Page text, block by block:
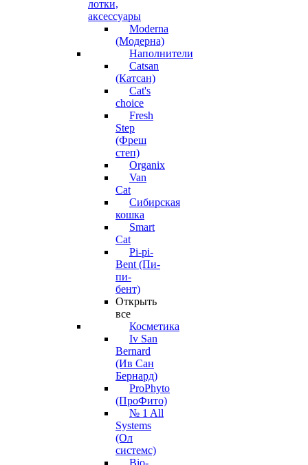
лотки,
аксессуары
Moderna
(Модерна)
Наполнители
Catsan
(Катсан)
Cat's
choice
Fresh
Step
(Фреш
степ)
Organix
Van
Cat
Сибирская
кошка
Smart
Cat
Pi-pi-
Bent (Пи-
пи-
бент)
Открыть
все
Косметика
Iv San
Bernard
(Ив Сан
Бернард)
ProPhyto
(ПроФито)
№ 1 All
Systems
(Ол
системс)
Bio-